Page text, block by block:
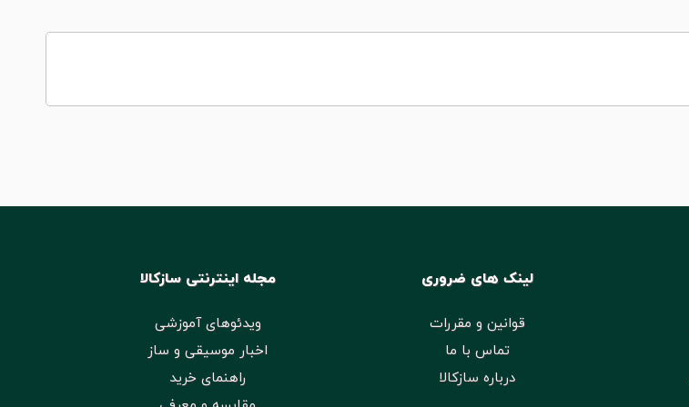
لینک های ضروری
قوانین و مقررات
تماس با ما
درباره سازکالا
مجله اینترنتی سازکالا
ویدئوهای آموزشی
اخبار موسیقی و ساز
راهنمای خرید